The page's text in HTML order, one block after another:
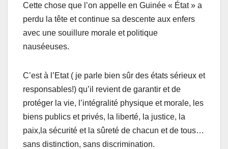
Cette chose que l’on appelle en Guinée « État » a
perdu la tête et continue sa descente aux enfers
avec une souillure morale et politique
nauséeuses.
C’est à l’Etat ( je parle bien sûr des états sérieux et
responsables!) qu’il revient de garantir et de
protéger la vie, l’intégralité physique et morale, les
biens publics et privés, la liberté, la justice, la
paix,la sécurité et la sûreté de chacun et de tous…
sans distinction, sans discrimination.